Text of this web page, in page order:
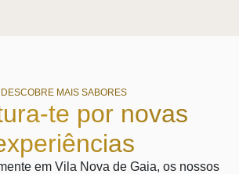
DESCOBRE MAIS SABORES
te por novas
em Vila Nova de Gaia, os nossos